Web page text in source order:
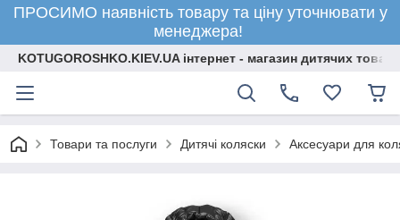
ПРОСИМО наявність товару та ціну уточнювати у
менеджера!
KOTUGOROSHKO.KIEV.UA інтернет - магазин дитячих
Товари та послуги Дитячі коляски Аксесуари для